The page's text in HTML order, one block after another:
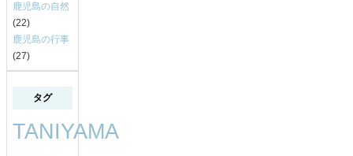
鹿児島の自然
(22)
鹿児島の行事
(27)
タグ
TANIYAMA